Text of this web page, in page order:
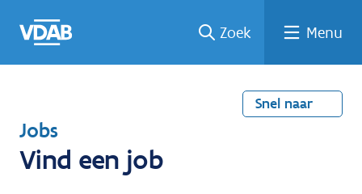
naar
een
een
job
naar
Zoek Menu
Snel naar
T
e
Jobs
Vind een job